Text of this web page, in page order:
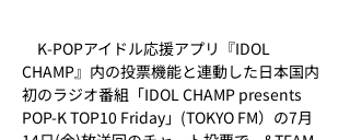
K-POPアイドル応援アプリ『IDOL
CHAMP』内の投票機能と連動した日本国内
初のラジオ番組「IDOL CHAMP presents
POP-K TOP10 Friday」(TOKYO FM）の7月